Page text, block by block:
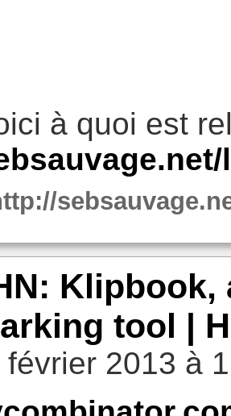
à quoi est
Klipbook,
tool |
2013 à